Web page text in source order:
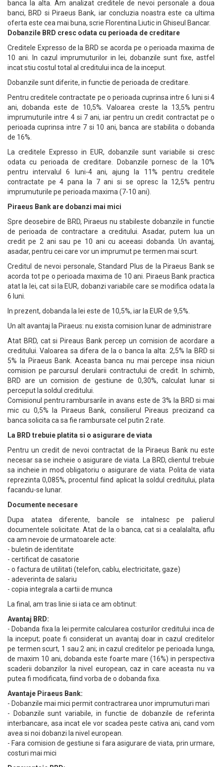
banca la alta. Am analizat creditele de nevoi personale a doua
banci, BRD si Piraeus Bank, iar concluzia noastra este ca ultima
oferta este cea mai buna, scrie Florentina Liutic in Ghiseul Bancar.
Dobanzile BRD cresc odata cu perioada de creditare
Creditele Expresso de la BRD se acorda pe o perioada maxima de
10 ani. In cazul imprumuturilor in lei, dobanzile sunt fixe, astfel
incat stiu costul total al creditului inca de la inceput.
Dobanzile sunt diferite, in functie de perioada de creditare.
Pentru creditele contractate pe o perioada cuprinsa intre 6 luni si 4
ani, dobanda este de 10,5%. Valoarea creste la 13,5% pentru
imprumuturile intre 4 si 7 ani, iar pentru un credit contractat pe o
perioada cuprinsa intre 7 si 10 ani, banca are stabilita o dobanda
de 16%.
La creditele Expresso in EUR, dobanzile sunt variabile si cresc
odata cu perioada de creditare. Dobanzile pornesc de la 10%
pentru intervalul 6 luni-4 ani, ajung la 11% pentru creditele
contractate pe 4 pana la 7 ani si se opresc la 12,5% pentru
imprumuturile pe perioada maxima (7-10 ani).
Piraeus Bank are dobanzi mai mici
Spre deosebire de BRD, Piraeus nu stabileste dobanzile in functie
de perioada de contractare a creditului. Asadar, putem lua un
credit pe 2 ani sau pe 10 ani cu aceeasi dobanda. Un avantaj,
asadar, pentru cei care vor un imprumut pe termen mai scurt.
Creditul de nevoi personale, Standard Plus de la Piraeus Bank se
acorda tot pe o perioada maxima de 10 ani. Piraeus Bank practica
atat la lei, cat si la EUR, dobanzi variabile care se modifica odata la
6 luni.
In prezent, dobanda la lei este de 10,5%, iar la EUR de 9,5%.
Un alt avantaj la Piraeus: nu exista comision lunar de administrare
Atat BRD, cat si Pireaus Bank percep un comision de acordare a
creditului. Valoarea sa difera de la o banca la alta: 2,5% la BRD si
5% la Piraeus Bank. Aceasta banca nu mai percepe insa niciun
comision pe parcursul derularii contractului de credit. In schimb,
BRD are un comision de gestiune de 0,30%, calculat lunar si
perceput la soldul creditului.
Comisionul pentru rambursarile in avans este de 3% la BRD si mai
mic cu 0,5% la Piraeus Bank, consilierul Pireaus precizand ca
banca solicita ca sa fie rambursate cel putin 2 rate.
La BRD trebuie platita si o asigurare de viata
Pentru un credit de nevoi contractat de la Piraeus Bank nu este
necesar sa se incheie o asigurare de viata. La BRD, clientul trebuie
sa incheie in mod obligatoriu o asigurare de viata. Polita de viata
reprezinta 0,085%, procentul fiind aplicat la soldul creditului, plata
facandu-se lunar.
Documente necesare
Dupa atatea diferente, bancile se intalnesc pe palierul
documentele solicitate. Atat de la o banca, cat si a cealalalta, aflu
ca am nevoie de urmatoarele acte:
- buletin de identitate
- certificat de casatorie
- o factura de utilitati (telefon, cablu, electricitate, gaze)
- adeverinta de salariu
- copia integrala a cartii de munca
La final, am tras linie si iata ce am obtinut:
Avantaj BRD:
- Dobanda fixa la lei permite calcularea costurilor creditului inca de
la inceput; poate fi considerat un avantaj doar in cazul creditelor
pe termen scurt, 1 sau 2 ani; in cazul creditelor pe perioada lunga,
de maxim 10 ani, dobanda este foarte mare (16%) in perspectiva
scaderii dobanzilor la nivel european, caz in care aceasta nu va
putea fi modificata, fiind vorba de o dobanda fixa.
Avantaje Piraeus Bank:
- Dobanzile mai mici permit contractrarea unor imprumuturi mari
- Dobanzile sunt variabile, in functie de dobanzile de referinta
interbancare, asa incat ele vor scadea peste cativa ani, cand vom
avea si noi dobanzi la nivel european.
- Fara comision de gestiune si fara asigurare de viata, prin urmare,
costuri mai mici